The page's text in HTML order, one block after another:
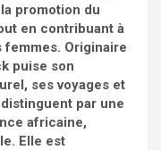
promotion du
en contribuant à
femmes. Originaire
puise son
ses voyages et
par une
africaine,
Elle est